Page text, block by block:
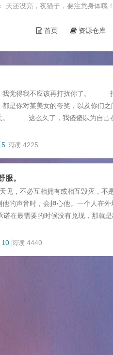
还没亮，夜猫子，要注意身体哦！
首页 资源仓库
我觉得我不应该再打扰你了。
是你对某美女的夸奖，以及你们
。 这么久了，我傻傻以为自己
说，每天没完没了的训练让你很
服不了自己?你可知道，我也是有
么多关于...
5 阅读 4225
服。
见，不必互相拥有或相互毁灭，不
的声音时，会担心他。一个人在
在最需要的时候没有兑现，那就
过一个男人看到世界，坏的爱情
10 阅读 4440